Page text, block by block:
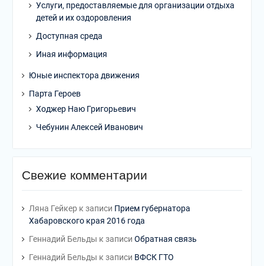
Услуги, предоставляемые для организации отдыха
детей и их оздоровления
Доступная среда
Иная информация
Юные инспектора движения
Парта Героев
Ходжер Наю Григорьевич
Чебунин Алексей Иванович
Свежие комментарии
Ляна Гейкер к записи Прием губернатора
Хабаровского края 2016 года
Геннадий Бельды к записи Обратная связь
Геннадий Бельды к записи ВФСК ГТО